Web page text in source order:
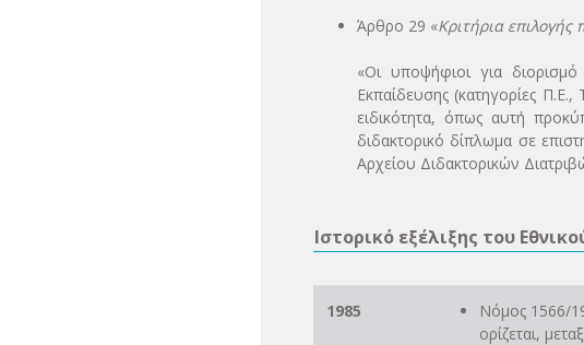
Άρθρο 29 «Κριτήρια
«Οι υποψήφιοι για
Εκπαίδευσης (κατηγορίες
ειδικότητα, όπως αυτή
διδακτορικό δίπλωμα σε
Αρχείου Διδακτορικών
Ιστορικό εξέλιξης του
1985
Νόμος 1566/
ορίζεται,